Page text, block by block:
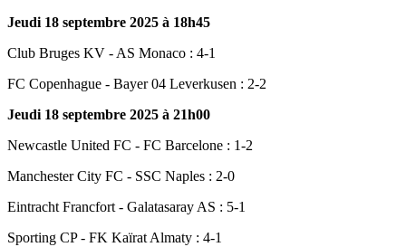
Jeudi 18 septembre 2025 à 18h45
Club Bruges KV - AS Monaco : 4-1
FC Copenhague - Bayer 04 Leverkusen : 2-2
Jeudi 18 septembre 2025 à 21h00
Newcastle United FC - FC Barcelone : 1-2
Manchester City FC - SSC Naples : 2-0
Eintracht Francfort - Galatasaray AS : 5-1
Sporting CP - FK Kaïrat Almaty : 4-1